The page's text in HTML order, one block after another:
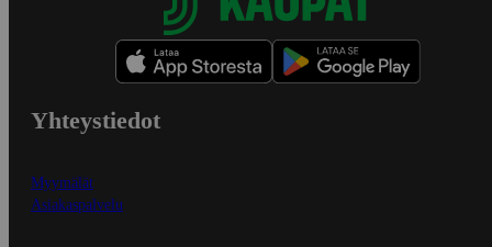
Yhteystiedot
Myymälät
Asiakaspalvelu